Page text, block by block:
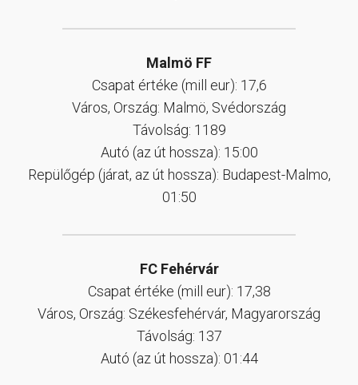
Malmö FF
Csapat értéke (mill eur): 17,6
Város, Ország: Malmö, Svédország
Távolság: 1189
Autó (az út hossza): 15:00
Repülőgép (járat, az út hossza): Budapest-Malmo,
01:50
FC Fehérvár
Csapat értéke (mill eur): 17,38
Város, Ország: Székesfehérvár, Magyarország
Távolság: 137
Autó (az út hossza): 01:44